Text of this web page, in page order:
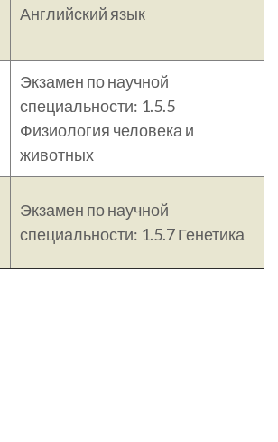
Английский язык
Экзамен по научной
специальности: 1.5.5
Физиология человека и
животных
Экзамен по научной
специальности: 1.5.7 Генетика